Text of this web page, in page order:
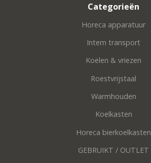
Categorieën
Horeca apparatuur
Intern transport
Koelen & vriezen
Roestvrijstaal
Warmhouden
Koelkasten
Horeca bierkoelkasten
GEBRUIKT / OUTLET